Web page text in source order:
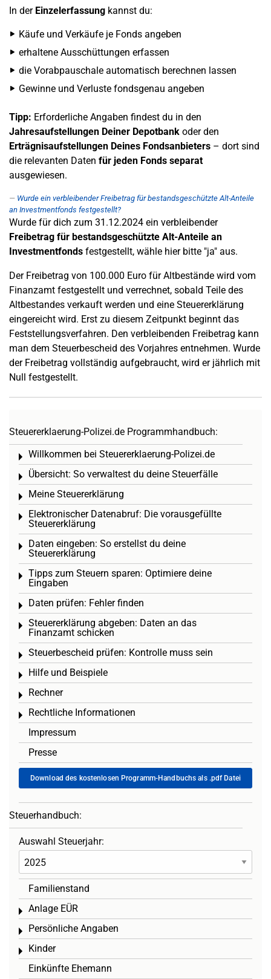
In der Einzelerfassung kannst du:
Käufe und Verkäufe je Fonds angeben
erhaltene Ausschüttungen erfassen
die Vorabpauschale automatisch berechnen lassen
Gewinne und Verluste fondsgenau angeben
Tipp: Erforderliche Angaben findest du in den
Jahresaufstellungen Deiner Depotbank oder den
Erträgnisaufstellungen Deines Fondsanbieters – dort sind
die relevanten Daten für jeden Fonds separat
ausgewiesen.
Wurde ein verbleibender Freibetrag für bestandsgeschützte Alt-Anteile
an Investmentfonds festgestellt?
Wurde für dich zum 31.12.2024 ein verbleibender
Freibetrag für bestandsgeschützte Alt-Anteile an
Investmentfonds festgestellt, wähle hier bitte "ja" aus.
Der Freibetrag von 100.000 Euro für Altbestände wird vom
Finanzamt festgestellt und verrechnet, sobald Teile des
Altbestandes verkauft werden und eine Steuererklärung
eingereicht wird. Erst zu diesem Zeitpunkt beginnt das
Feststellungsverfahren. Den verbleibenden Freibetrag kann
man dem Steuerbescheid des Vorjahres entnehmen. Wurde
der Freibetrag vollständig aufgebraucht, wird er jährlich mit
Null festgestellt.
Steuererklaerung-Polizei.de Programmhandbuch:
Willkommen bei Steuererklaerung-Polizei.de
Toggle menu
Übersicht: So verwaltest du deine Steuerfälle
Toggle menu
Meine Steuererklärung
Toggle menu
Elektronischer Datenabruf: Die vorausgefüllte
Steuererklärung
Toggle menu
Daten eingeben: So erstellst du deine
Steuererklärung
Toggle menu
Tipps zum Steuern sparen: Optimiere deine
Eingaben
Toggle menu
Daten prüfen: Fehler finden
Toggle menu
Steuererklärung abgeben: Daten an das
Finanzamt schicken
Toggle menu
Steuerbescheid prüfen: Kontrolle muss sein
Toggle menu
Hilfe und Beispiele
Toggle menu
Rechner
Toggle menu
Rechtliche Informationen
Toggle menu
Impressum
Presse
Download des kostenlosen Programm-Handbuchs als .pdf Datei
Steuerhandbuch:
Auswahl Steuerjahr:
Familienstand
Anlage EÜR
Toggle menu
Persönliche Angaben
Toggle menu
Kinder
Toggle menu
Einkünfte Ehemann